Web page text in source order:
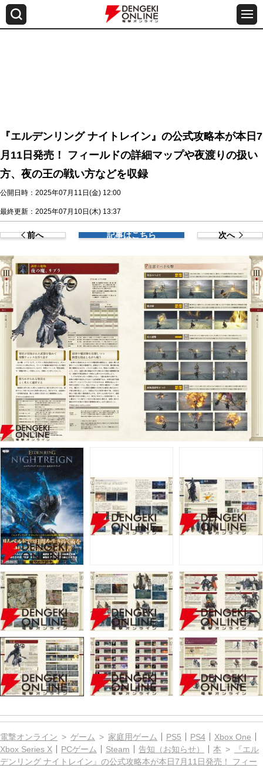
『エルデンリング ナイトレイン』の公式攻略本が本日7
月11日発売！ フィールドの詳細マップや夜渡りの扱い
方、夜の王の戦い方などを収録
公開日時：2025年07月11日(金) 12:00
最終更新：2025年07月10日(木) 13:37
前へ 記事はこちら 次へ
電撃オンライン ゲーム 家庭用ゲーム PS5 PS4
Xbox One
Xbox Series X
PCゲーム Steam 告知（お知らせ） 本
『エル
デンリング ナイトレイン』の公式攻略本が本日7月11日発売！ フィー